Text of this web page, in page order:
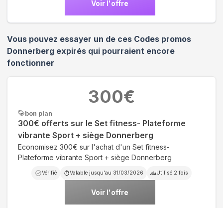
Voir l'offre
Vous pouvez essayer un de ces Codes promos
Donnerberg expirés qui pourraient encore
fonctionner
bon plan
300€ offerts sur le Set fitness- Plateforme
vibrante Sport + siège Donnerberg
Economisez 300€ sur l'achat d'un Set fitness-
Plateforme vibrante Sport + siège Donnerberg
Vérifié Valable jusqu'au 31/03/2026 Utilisé 2 fois
Voir l'offre
300€